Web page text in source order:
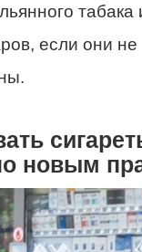
табака
если они не
новым